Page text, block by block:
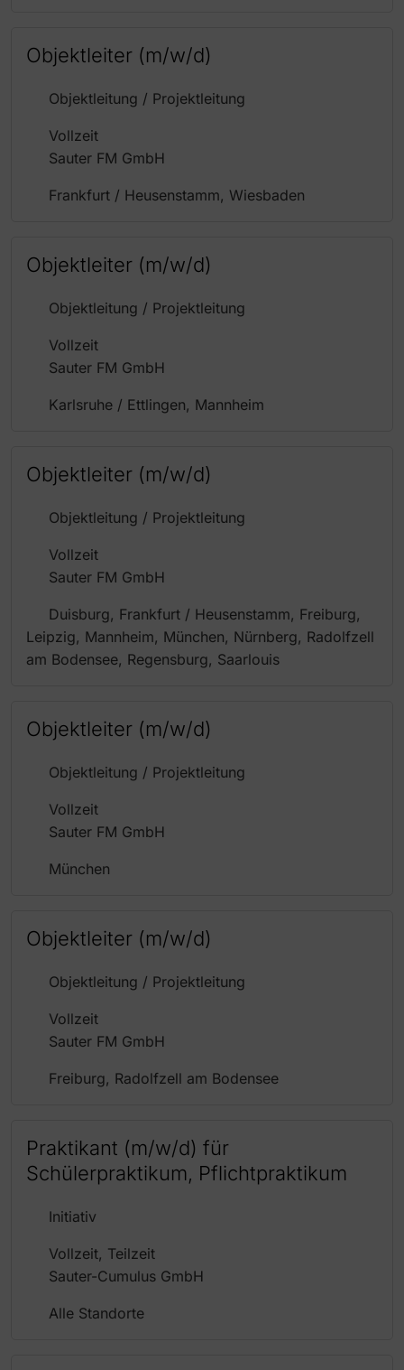
Objektleiter (m/w/d)
Objektleitung / Projektleitung
Vollzeit
Sauter FM GmbH
Frankfurt / Heusenstamm, Wiesbaden
Objektleiter (m/w/d)
Objektleitung / Projektleitung
Vollzeit
Sauter FM GmbH
Karlsruhe / Ettlingen, Mannheim
Objektleiter (m/w/d)
Objektleitung / Projektleitung
Vollzeit
Sauter FM GmbH
Duisburg, Frankfurt / Heusenstamm, Freiburg,
Leipzig, Mannheim, München, Nürnberg, Radolfzell
am Bodensee, Regensburg, Saarlouis
Objektleiter (m/w/d)
Objektleitung / Projektleitung
Vollzeit
Sauter FM GmbH
München
Objektleiter (m/w/d)
Objektleitung / Projektleitung
Vollzeit
Sauter FM GmbH
Freiburg, Radolfzell am Bodensee
Praktikant (m/w/d) für
Schülerpraktikum, Pflichtpraktikum
Initiativ
Vollzeit, Teilzeit
Sauter-Cumulus GmbH
Alle Standorte